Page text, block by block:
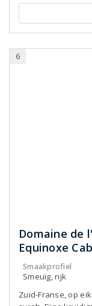
6
Domaine de
Equinoxe
Smaakprofiel
Smeuïg, rijk
Zuid-Franse, op